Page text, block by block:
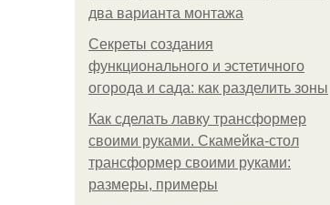
два варианта монтажа
Секреты создания
функционального и эстетичного
огорода и сада: как разделить зоны
Как сделать лавку трансформер
своими руками. Скамейка-стол
трансформер своими руками:
размеры, примеры